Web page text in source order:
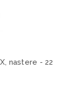
nastere - 22